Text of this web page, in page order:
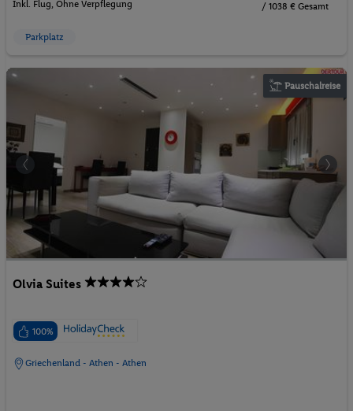
Inkl. Flug, Ohne Verpflegung
/ 1038 € Gesamt
Parkplatz
Pauschalreise
Olvia Suites
100%
Griechenland - Athen - Athen